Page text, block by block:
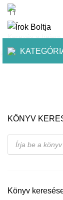
KÖNYV
Products
search
Könyv
Kezdje el